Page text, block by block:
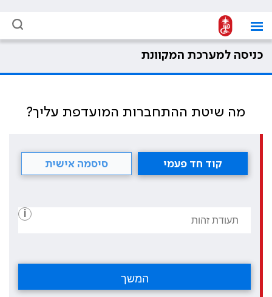
כניסה למערכת המקוונת
מה שיטת ההתחברות המועדפת עליך?
קוד חד פעמי סיסמה אישית
i